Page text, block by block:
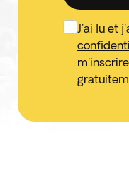
J'ai lu et